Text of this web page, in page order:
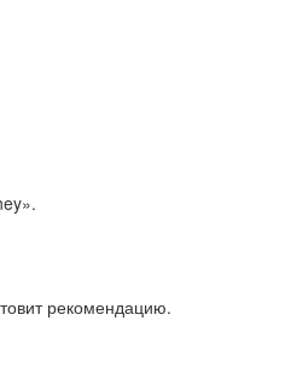
рекомендацию.